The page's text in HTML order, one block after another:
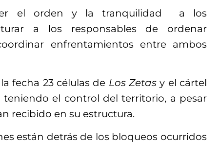
el orden y la tranquilidad a los
a los responsables de ordenar
enfrentamientos entre ambos
fecha 23 células de Los Zetas y el cártel
el control del territorio, a pesar
recibido en su estructura.
están detrás de los bloqueos ocurridos